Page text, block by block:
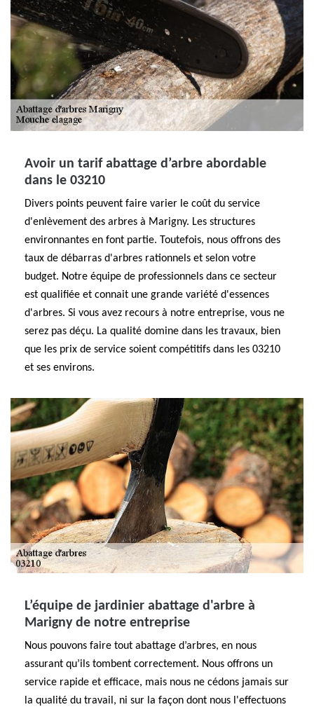
Avoir un tarif abattage d’arbre abordable
dans le 03210
Divers points peuvent faire varier le coût du service
d'enlèvement des arbres à Marigny. Les structures
environnantes en font partie. Toutefois, nous offrons des
taux de débarras d'arbres rationnels et selon votre
budget. Notre équipe de professionnels dans ce secteur
est qualifiée et connait une grande variété d'essences
d'arbres. Si vous avez recours à notre entreprise, vous ne
serez pas déçu. La qualité domine dans les travaux, bien
que les prix de service soient compétitifs dans les 03210
et ses environs.
L’équipe de jardinier abattage d'arbre à
Marigny de notre entreprise
Nous pouvons faire tout abattage d’arbres, en nous
assurant qu’ils tombent correctement. Nous offrons un
service rapide et efficace, mais nous ne cédons jamais sur
la qualité du travail, ni sur la façon dont nous l'effectuons